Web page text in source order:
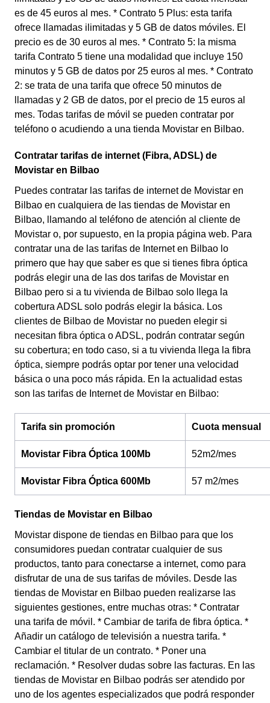
es de 45 euros al mes. * Contrato 5 Plus: esta tarifa
ofrece llamadas ilimitadas y 5 GB de datos móviles. El
precio es de 30 euros al mes. * Contrato 5: la misma
tarifa Contrato 5 tiene una modalidad que incluye 150
minutos y 5 GB de datos por 25 euros al mes. * Contrato
2: se trata de una tarifa que ofrece 50 minutos de
llamadas y 2 GB de datos, por el precio de 15 euros al
mes. Todas tarifas de móvil se pueden contratar por
teléfono o acudiendo a una tienda Movistar en Bilbao.
Contratar tarifas de internet (Fibra, ADSL) de
Movistar en Bilbao
Puedes contratar las tarifas de internet de Movistar en
Bilbao en cualquiera de las tiendas de Movistar en
Bilbao, llamando al teléfono de atención al cliente de
Movistar o, por supuesto, en la propia página web. Para
contratar una de las tarifas de Internet en Bilbao lo
primero que hay que saber es que si tienes fibra óptica
podrás elegir una de las dos tarifas de Movistar en
Bilbao pero si a tu vivienda de Bilbao solo llega la
cobertura ADSL solo podrás elegir la básica. Los
clientes de Bilbao de Movistar no pueden elegir si
necesitan fibra óptica o ADSL, podrán contratar según
su cobertura; en todo caso, si a tu vivienda llega la fibra
óptica, siempre podrás optar por tener una velocidad
básica o una poco más rápida. En la actualidad estas
son las tarifas de Internet de Movistar en Bilbao:
Tarifa sin promoción Cuota mensual
Movistar Fibra Óptica 100Mb 52m2/mes
Movistar Fibra Óptica 600Mb 57 m2/mes
Tiendas de Movistar en Bilbao
Movistar dispone de tiendas en Bilbao para que los
consumidores puedan contratar cualquier de sus
productos, tanto para conectarse a internet, como para
disfrutar de una de sus tarifas de móviles. Desde las
tiendas de Movistar en Bilbao pueden realizarse las
siguientes gestiones, entre muchas otras: * Contratar
una tarifa de móvil. * Cambiar de tarifa de fibra óptica. *
Añadir un catálogo de televisión a nuestra tarifa. *
Cambiar el titular de un contrato. * Poner una
reclamación. * Resolver dudas sobre las facturas. En las
tiendas de Movistar en Bilbao podrás ser atendido por
uno de los agentes especializados que podrá responder